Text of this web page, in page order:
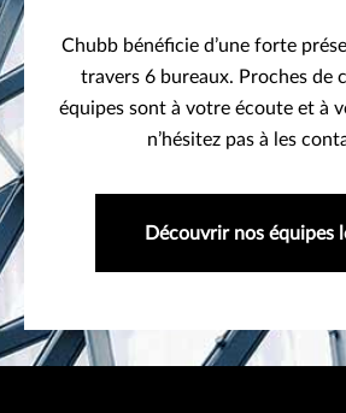
Chubb bénéficie d’une forte
travers 6 bureaux. Proches de
équipes sont à votre écoute et à
n’hésitez pas à les
Découvrir nos équipes